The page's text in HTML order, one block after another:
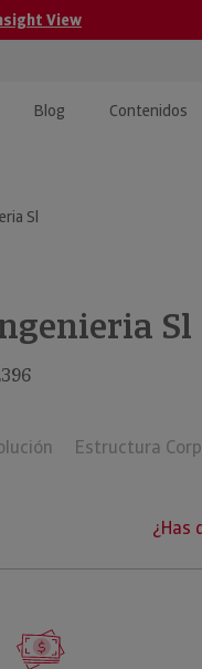
View
Blog Contenidos
Sl
Sl
Estructura
¿Has